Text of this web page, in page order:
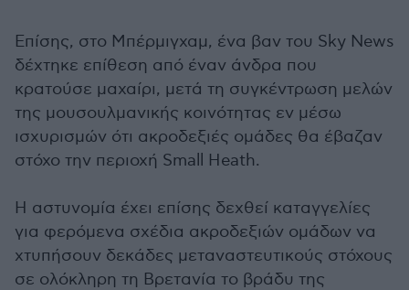
Επίσης, στο Μπέρμιγχαμ, ένα βαν του Sky News
δέχτηκε επίθεση από έναν άνδρα που
κρατούσε μαχαίρι, μετά τη συγκέντρωση μελών
της μουσουλμανικής κοινότητας εν μέσω
ισχυρισμών ότι ακροδεξιές ομάδες θα έβαζαν
στόχο την περιοχή Small Heath.
Η αστυνομία έχει επίσης δεχθεί καταγγελίες
για φερόμενα σχέδια ακροδεξιών ομάδων να
χτυπήσουν δεκάδες μεταναστευτικούς στόχους
σε ολόκληρη τη Βρετανία το βράδυ της